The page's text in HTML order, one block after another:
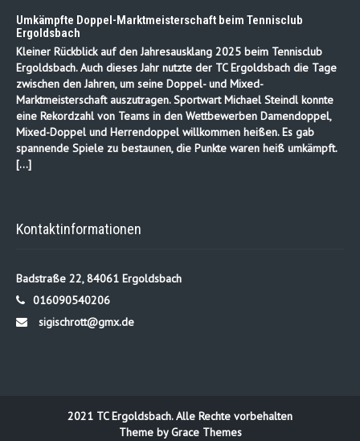
Umkämpfte Doppel-Marktmeisterschaft beim Tennisclub
Ergoldsbach
Kleiner Rückblick auf den Jahresausklang 2025 beim Tennisclub
Ergoldsbach. Auch dieses Jahr nutzte der TC Ergoldsbach die Tage
zwischen den Jahren, um seine Doppel- und Mixed-
Marktmeisterschaft auszutragen. Sportwart Michael Steindl konnte
eine Rekordzahl von Teams in den Wettbewerben Damendoppel,
Mixed-Doppel und Herrendoppel willkommen heißen. Es gab
spannende Spiele zu bestaunen, die Punkte waren heiß umkämpft.
[…]
Kontaktinformationen
Badstraße 22, 84061 Ergoldsbach
016090540206
sigischrott@gmx.de
2021 TC Ergoldsbach. Alle Rechte vorbehalten
Theme by Grace Themes